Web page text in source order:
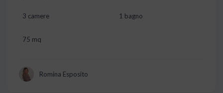
3 camere 1 bagno
75 mq
Romina Esposito